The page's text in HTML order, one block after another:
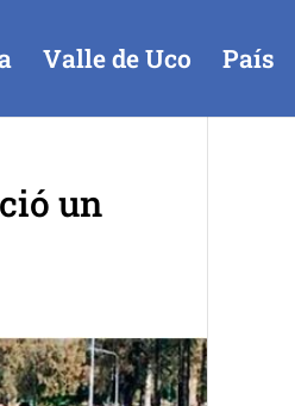
Valle de Uco País
un